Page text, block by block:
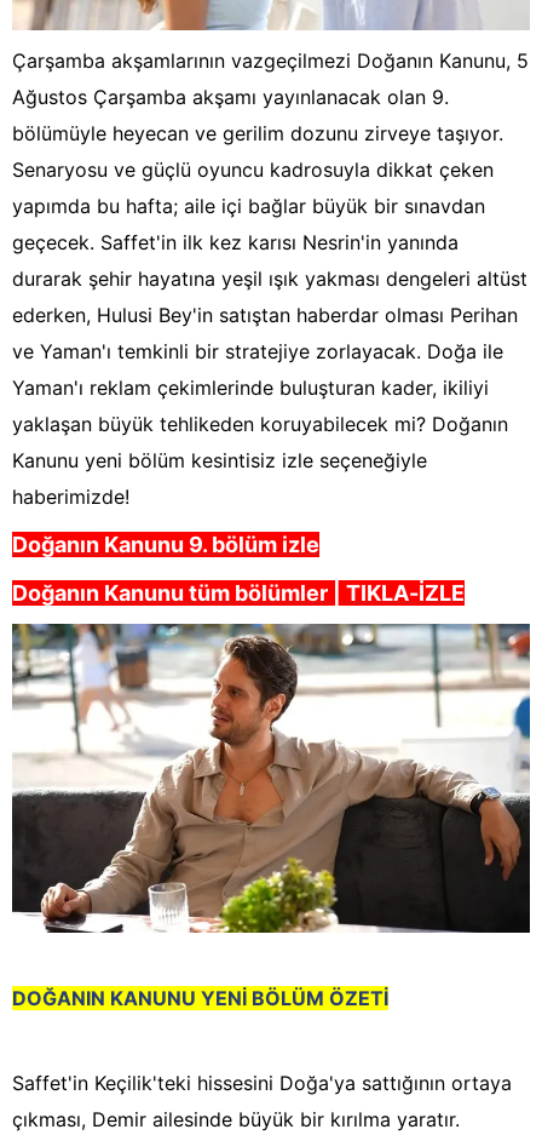
Çarşamba akşamlarının vazgeçilmezi Doğanın Kanunu, 5
Ağustos Çarşamba akşamı yayınlanacak olan 9.
bölümüyle heyecan ve gerilim dozunu zirveye taşıyor.
Senaryosu ve güçlü oyuncu kadrosuyla dikkat çeken
yapımda bu hafta; aile içi bağlar büyük bir sınavdan
geçecek. Saffet'in ilk kez karısı Nesrin'in yanında
durarak şehir hayatına yeşil ışık yakması dengeleri altüst
ederken, Hulusi Bey'in satıştan haberdar olması Perihan
ve Yaman'ı temkinli bir stratejiye zorlayacak. Doğa ile
Yaman'ı reklam çekimlerinde buluşturan kader, ikiliyi
yaklaşan büyük tehlikeden koruyabilecek mi? Doğanın
Kanunu yeni bölüm kesintisiz izle seçeneğiyle
haberimizde!
Doğanın Kanunu 9. bölüm izle
Doğanın Kanunu tüm bölümler | TIKLA-İZLE
DOĞANIN KANUNU YENİ BÖLÜM ÖZETİ
Saffet'in Keçilik'teki hissesini Doğa'ya sattığının ortaya
çıkması, Demir ailesinde büyük bir kırılma yaratır.